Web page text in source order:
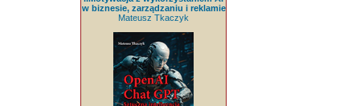
w biznesie, zarządzaniu i reklamie
Mateusz Tkaczyk